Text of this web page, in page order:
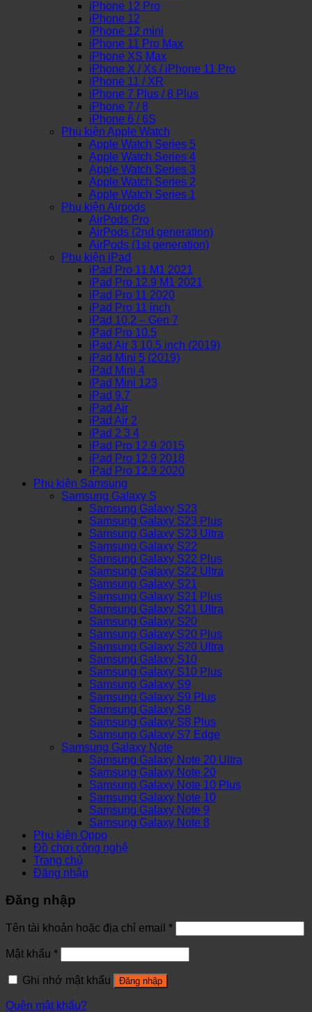
iPhone 12 Pro
iPhone 12
iPhone 12 mini
iPhone 11 Pro Max
iPhone XS Max
iPhone X / Xs / iPhone 11 Pro
iPhone 11 / XR
iPhone 7 Plus / 8 Plus
iPhone 7 / 8
iPhone 6 / 6S
Phụ kiện Apple Watch
Apple Watch Series 5
Apple Watch Series 4
Apple Watch Series 3
Apple Watch Series 2
Apple Watch Series 1
Phụ kiện Airpods
AirPods Pro
AirPods (2nd generation)
AirPods (1st generation)
Phụ kiện iPad
iPad Pro 11 M1 2021
iPad Pro 12.9 M1 2021
iPad Pro 11 2020
iPad Pro 11 inch
iPad 10.2 – Gen 7
iPad Pro 10.5
iPad Air 3 10.5 inch (2019)
iPad Mini 5 (2019)
iPad Mini 4
iPad Mini 123
iPad 9.7
iPad Air
iPad Air 2
iPad 2 3 4
iPad Pro 12.9 2015
iPad Pro 12.9 2018
iPad Pro 12.9 2020
Phụ kiện Samsung
Samsung Galaxy S
Samsung Galaxy S23
Samsung Galaxy S23 Plus
Samsung Galaxy S23 Ultra
Samsung Galaxy S22
Samsung Galaxy S22 Plus
Samsung Galaxy S22 Ultra
Samsung Galaxy S21
Samsung Galaxy S21 Plus
Samsung Galaxy S21 Ultra
Samsung Galaxy S20
Samsung Galaxy S20 Plus
Samsung Galaxy S20 Ultra
Samsung Galaxy S10
Samsung Galaxy S10 Plus
Samsung Galaxy S9
Samsung Galaxy S9 Plus
Samsung Galaxy S8
Samsung Galaxy S8 Plus
Samsung Galaxy S7 Edge
Samsung Galaxy Note
Samsung Galaxy Note 20 Ultra
Samsung Galaxy Note 20
Samsung Galaxy Note 10 Plus
Samsung Galaxy Note 10
Samsung Galaxy Note 9
Samsung Galaxy Note 8
Phụ kiện Oppo
Đồ chơi công nghệ
Trang chủ
Đăng nhập
Đăng nhập
Tên tài khoản hoặc địa chỉ email *
Mật khẩu *
Ghi nhớ mật khẩu Đăng nhập
Quên mật khẩu?